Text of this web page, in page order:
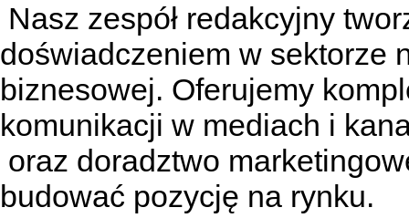
Nasz zespół redakcyjny
doświadczeniem w sektorze
biznesowej. Oferujemy
komunikacji w mediach i
oraz doradztwo
budować pozycję na rynku.